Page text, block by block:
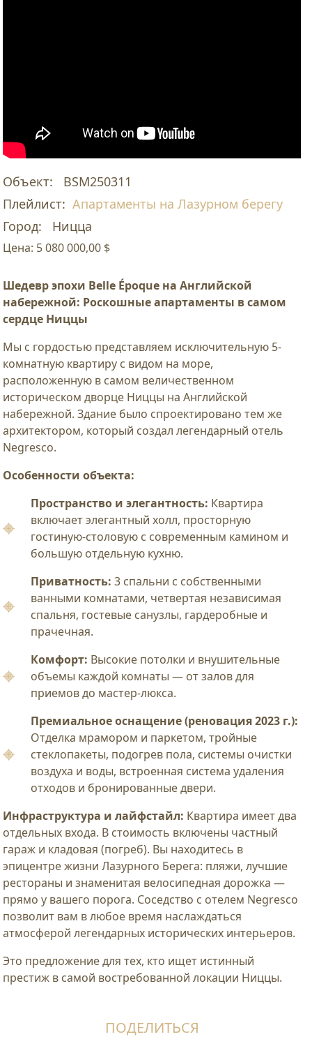
Объект:
BSM250311
Плейлист: Апартаменты на Лазурном берегу
Город:
Ницца
Цена: 5 080 000,00 $
Шедевр эпохи Belle Époque на Английской
набережной: Роскошные апартаменты в самом
сердце Ниццы
Мы с гордостью представляем исключительную 5-
комнатную квартиру с видом на море,
расположенную в самом величественном
историческом дворце Ниццы на Английской
набережной. Здание было спроектировано тем же
архитектором, который создал легендарный отель
Negresco.
Особенности объекта:
Пространство и элегантность: Квартира
включает элегантный холл, просторную
гостиную-столовую с современным камином и
большую отдельную кухню.
Приватность: 3 спальни с собственными
ванными комнатами, четвертая независимая
спальня, гостевые санузлы, гардеробные и
прачечная.
Комфорт: Высокие потолки и внушительные
объемы каждой комнаты — от залов для
приемов до мастер-люкса.
Премиальное оснащение (реновация 2023 г.):
Отделка мрамором и паркетом, тройные
стеклопакеты, подогрев пола, системы очистки
воздуха и воды, встроенная система удаления
отходов и бронированные двери.
Инфраструктура и лайфстайл: Квартира имеет два
отдельных входа. В стоимость включены частный
гараж и кладовая (погреб). Вы находитесь в
эпицентре жизни Лазурного Берега: пляжи, лучшие
рестораны и знаменитая велосипедная дорожка —
прямо у вашего порога. Соседство с отелем Negresco
позволит вам в любое время наслаждаться
атмосферой легендарных исторических интерьеров.
Это предложение для тех, кто ищет истинный
престиж в самой востребованной локации Ниццы.
ПОДЕЛИТЬСЯ